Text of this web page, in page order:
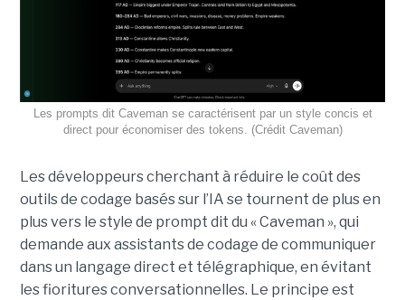
Les prompts dit Caveman se caractérisent par un style concis et
direct pour économiser des tokens. (Crédit Caveman)
Les développeurs cherchant à réduire le coût des
outils de codage basés sur l’IA se tournent de plus en
plus vers le style de prompt dit du « Caveman », qui
demande aux assistants de codage de communiquer
dans un langage direct et télégraphique, en évitant
les fioritures conversationnelles. Le principe est